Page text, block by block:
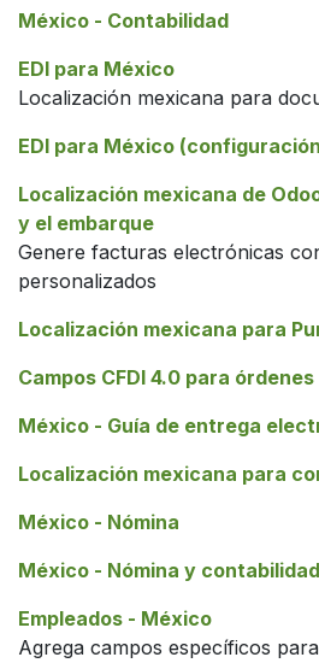
México - Contabilidad
EDI para México
Localización mexicana para
EDI para México
Localización mexicana de
y el embarque
Genere facturas electrónicas
personalizados
Localización mexicana para
Campos CFDI 4.0 para
México - Guía de entrega
Localización mexicana para
México - Nómina
México - Nómina y contabilidad
Empleados - México
Agrega campos específicos